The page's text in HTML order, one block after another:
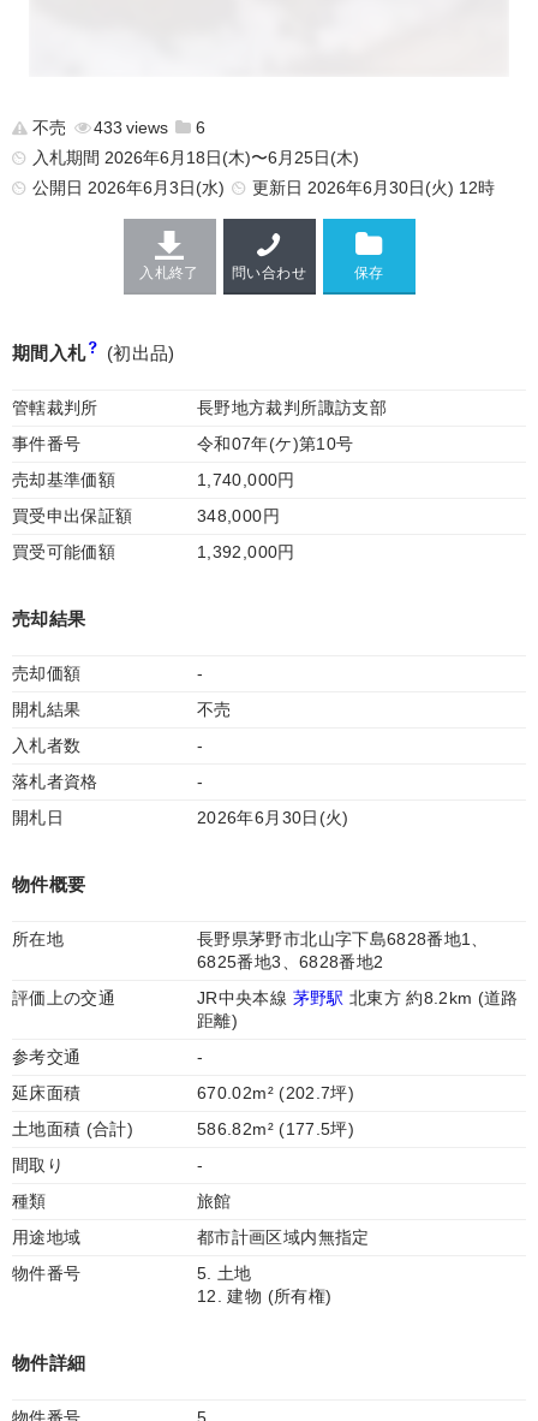
不売 433
6
入札期間 2026年6月18日(木)〜6月25日(木)
公開日 2026年6月3日(水) 更新日 2026年6月30日(火) 12時
入札終了 問い合わせ
期間入札 (初出品)
管轄裁判所
長野地方裁判所諏訪支部
事件番号
令和07年(ケ)第10号
売却基準価額
1,740,000円
買受申出保証額
348,000円
買受可能価額
1,392,000円
売却結果
売却価額
-
開札結果
不売
入札者数
-
落札者資格
-
開札日
2026年6月30日(火)
物件概要
所在地
長野県茅野市北山字下島6828番地1、
6825番地3、6828番地2
評価上の交通
JR中央本線 茅野駅 北東方 約8.2km (道路
距離)
参考交通
-
延床面積
670.02m² (202.7坪)
土地面積 (合計)
586.82m² (177.5坪)
間取り
-
種類
旅館
用途地域
都市計画区域内無指定
物件番号
5. 土地
12. 建物 (所有権)
物件詳細